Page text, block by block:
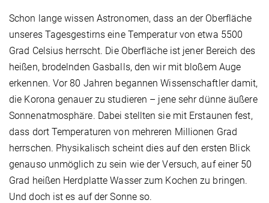
Schon lange wissen Astronomen, dass an der Oberfläche
unseres Tagesgestirns eine Temperatur von etwa 5500
Grad Celsius herrscht. Die Oberfläche ist jener Bereich des
heißen, brodelnden Gasballs, den wir mit bloßem Auge
erkennen. Vor 80 Jahren begannen Wissenschaftler damit,
die Korona genauer zu studieren – jene sehr dünne äußere
Sonnenatmosphäre. Dabei stellten sie mit Erstaunen fest,
dass dort Temperaturen von mehreren Millionen Grad
herrschen. Physikalisch scheint dies auf den ersten Blick
genauso unmöglich zu sein wie der Versuch, auf einer 50
Grad heißen Herdplatte Wasser zum Kochen zu bringen.
Und doch ist es auf der Sonne so.